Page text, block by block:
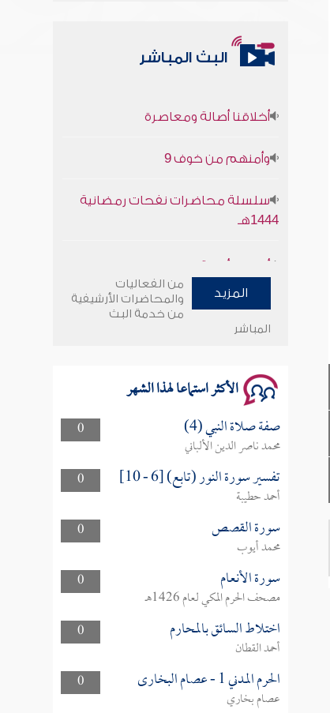
البث المباشر
1444هـ
وأمنهم من خوف 9
سلسلة محاضرات نفحات رمضانية
المزيد
من الفعاليات
والمحاضرات الأرشيفية
من خدمة البث
المباشر
الأكثر استماعا لهذا الشهر
0 صفة صلاة النبي (4)
محمد ناصر الدين الألباني
0
تفسير سورة النور (تابع) [6 - 10]
أحمد حطيبة
0
سورة القصص
محمد أيوب
0
سورة الأنعام
مصحف الحرم المكي لعام 1426هـ
0
اختلاط السائق بالمحارم
أحمد القطان
0
الحرم المدني 1 - عصام البخارى
عصام بخاري